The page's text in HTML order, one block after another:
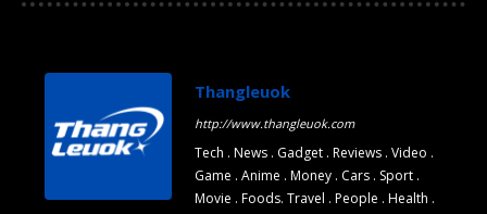
Thangleuok
http://www.thangleuok.com
Tech . News . Gadget . Reviews . Video .
Game . Anime . Money . Cars . Sport .
Movie . Foods. Travel . People . Health .